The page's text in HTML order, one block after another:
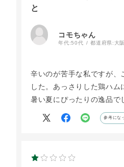
と
コモちゃん
年代:50代 都道府県: 大
辛いのが苦手な私ですが、
した。あっさりした鶏ハム
暑い夏にぴったりの逸品で
参考にな